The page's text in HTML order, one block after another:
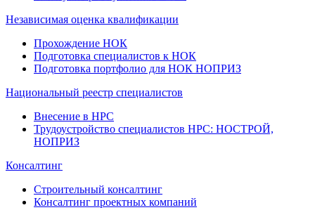
Независимая оценка квалификации
Прохождение НОК
Подготовка специалистов к НОК
Подготовка портфолио для НОК НОПРИЗ
Национальный реестр специалистов
Внесение в НРС
Трудоустройство специалистов НРС: НОСТРОЙ,
НОПРИЗ
Консалтинг
Строительный консалтинг
Консалтинг проектных компаний